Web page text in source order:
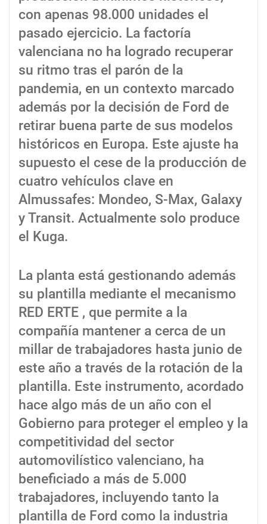
con apenas 98.000 unidades el
pasado ejercicio. La factoría
valenciana no ha logrado recuperar
su ritmo tras el parón de la
pandemia, en un contexto marcado
además por la decisión de Ford de
retirar buena parte de sus modelos
históricos en Europa. Este ajuste ha
supuesto el cese de la producción de
cuatro vehículos clave en
Almussafes: Mondeo, S-Max, Galaxy
y Transit. Actualmente solo produce
el Kuga.
La planta está gestionando además
su plantilla mediante el mecanismo
RED ERTE , que permite a la
compañía mantener a cerca de un
millar de trabajadores hasta junio de
este año a través de la rotación de la
plantilla. Este instrumento, acordado
hace algo más de un año con el
Gobierno para proteger el empleo y la
competitividad del sector
automovilístico valenciano, ha
beneficiado a más de 5.000
trabajadores, incluyendo tanto la
plantilla de Ford como la industria